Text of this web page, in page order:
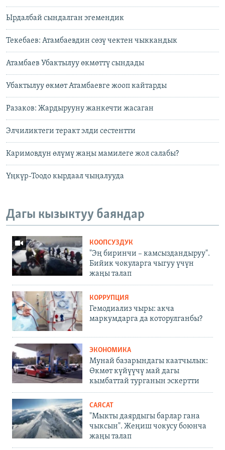
Ырдалбай сындалган эгемендик
Текебаев: Атамбаевдин cөзү чектен чыккандык
Атамбаев Убактылуу өкмөттү сындады
Убактылуу өкмөт Атамбаевге жооп кайтарды
Разаков: Жардырууну жанкечти жасаган
Элчиликтеги теракт элди сестентти
Каримовдун өлүмү жаңы мамилеге жол салабы?
Үңкүр-Тоодо кырдаал чыңалууда
Дагы кызыктуу баяндар
КООПСУЗДУК
"Эң биринчи – камсыздандыруу".
Бийик чокуларга чыгуу үчүн
жаңы талап
КОРРУПЦИЯ
Гемодиализ чыры: акча
маркумдарга да которулганбы?
ЭКОНОМИКА
Мунай базарындагы каатчылык:
Өкмөт күйүүчү май дагы
кымбаттай турганын эскертти
САЯСАТ
"Мыкты даярдыгы барлар гана
чыксын". Жеңиш чокусу боюнча
жаңы талап